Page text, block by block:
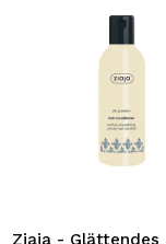
Ziaja - Glättendes